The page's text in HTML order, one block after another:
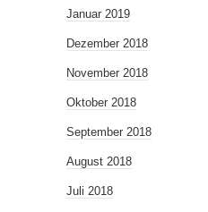
Januar 2019
Dezember 2018
November 2018
Oktober 2018
September 2018
August 2018
Juli 2018